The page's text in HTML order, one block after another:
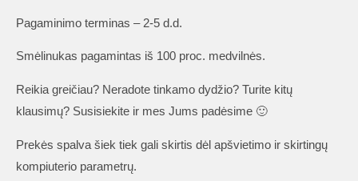
through
Pagaminimo terminas – 2-5 d.d.
Smėlinukas pagamintas iš 100 proc. medvilnės.
Reikia greičiau? Neradote tinkamo dydžio? Turite kitų
klausimų? Susisiekite ir mes Jums padėsime 🙂
Prekės spalva šiek tiek gali skirtis dėl apšvietimo ir skirtingų
kompiuterio parametrų.